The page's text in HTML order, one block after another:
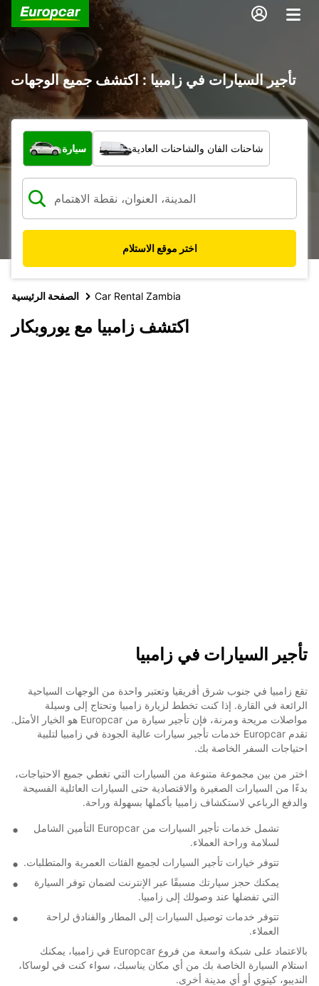
تأجير السيارات في زامبيا : اكتشف جميع الوجهات
ما نوع المركبة؟
سيارة شاحنات الفان والشاحنات العادية
اختر موقع الاستلام
الصفحة الرئيسية Car Rental Zambia
اكتشف زامبيا مع يوروبكار
تأجير السيارات في زامبيا
تقع زامبيا في جنوب شرق أفريقيا وتعتبر واحدة من الوجهات السياحية
الرائعة في القارة. إذا كنت تخطط لزيارة زامبيا وتحتاج إلى وسيلة
مواصلات مريحة ومرنة، فإن تأجير سيارة من Europcar هو الخيار الأمثل.
تقدم Europcar خدمات تأجير سيارات عالية الجودة في زامبيا لتلبية
احتياجات السفر الخاصة بك.
اختر من بين مجموعة متنوعة من السيارات التي تغطي جميع الاحتياجات،
بدءًا من السيارات الصغيرة والاقتصادية حتى السيارات العائلية الفسيحة
والدفع الرباعي لاستكشاف زامبيا بأكملها بسهولة وراحة.
تشمل خدمات تأجير السيارات من Europcar التأمين الشامل
لسلامة وراحة العملاء.
تتوفر خيارات تأجير السيارات لجميع الفئات العمرية والمتطلبات.
يمكنك حجز سيارتك مسبقًا عبر الإنترنت لضمان توفر السيارة
التي تفضلها عند وصولك إلى زامبيا.
تتوفر خدمات توصيل السيارات إلى المطار والفنادق لراحة
العملاء.
بالاعتماد على شبكة واسعة من فروع Europcar في زامبيا، يمكنك
استلام السيارة الخاصة بك من أي مكان يناسبك، سواء كنت في لوساكا،
النديبو، كيتوي أو أي مدينة أخرى.